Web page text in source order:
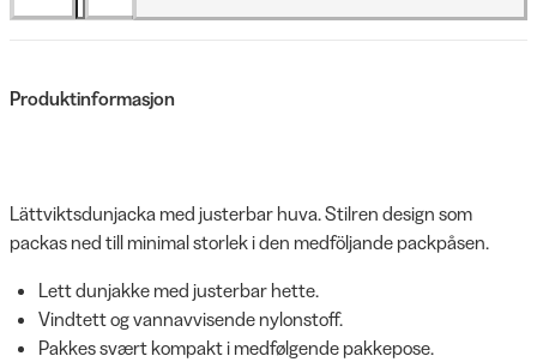
Produktinformasjon
Lättviktsdunjacka med justerbar huva. Stilren design som
packas ned till minimal storlek i den medföljande packpåsen.
Lett dunjakke med justerbar hette.
Vindtett og vannavvisende nylonstoff.
Pakkes svært kompakt i medfølgende pakkepose.